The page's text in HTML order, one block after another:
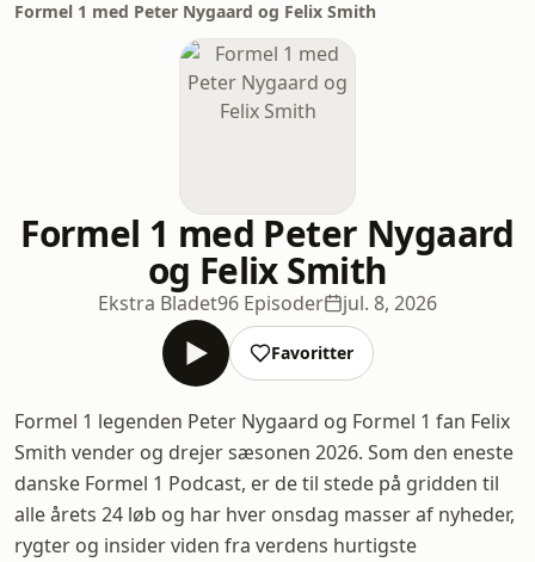
Formel 1 med Peter Nygaard og Felix Smith
Formel 1 med Peter Nygaard
og Felix Smith
Ekstra Bladet96 Episoder jul. 8, 2026
Favoritter
Formel 1 legenden Peter Nygaard og Formel 1 fan Felix
Smith vender og drejer sæsonen 2026. Som den eneste
danske Formel 1 Podcast, er de til stede på gridden til
alle årets 24 løb og har hver onsdag masser af nyheder,
rygter og insider viden fra verdens hurtigste